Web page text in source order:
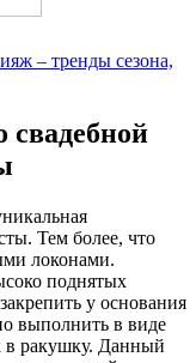
– тренды сезона,
свадебной
Тем более, что
локонами.
поднятых
у основания
выполнить в виде
в ракушку. Данный